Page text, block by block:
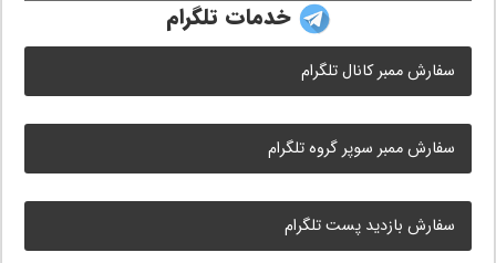
خدمات تلگرام
سفارش ممبر کانال تلگرام
سفارش ممبر سوپر گروه تلگرام
سفارش بازدید پست تلگرام